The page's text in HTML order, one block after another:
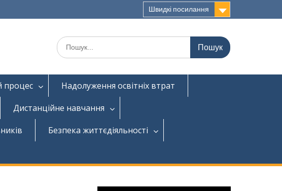
Швидкі посилання
процес
Надолуження освітніх втрат
Дистанційне навчання
Безпека життєдіяльності